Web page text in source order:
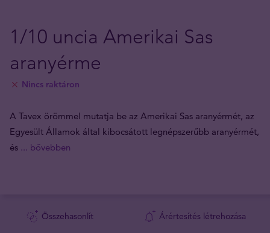
1/10 uncia Amerikai Sas
aranyérme
Nincs raktáron
A Tavex örömmel mutatja be az Amerikai Sas aranyérmét, az
Egyesült Államok által kibocsátott legnépszerűbb aranyérmét,
és ... bővebben
Összehasonlít Árértesítés létrehozása